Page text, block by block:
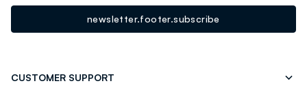
newsletter.footer.subscribe
CUSTOMER SUPPORT